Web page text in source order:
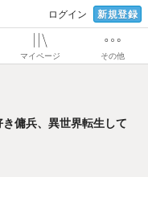
ログイン 新規登録
マイページ その他
好き傭兵、異世界転生
傭兵、異世界転生して